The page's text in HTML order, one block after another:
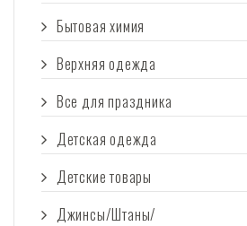
Бытовая химия
Верхняя одежда
Все для праздника
Детская одежда
Детские товары
Джинсы/Штаны/